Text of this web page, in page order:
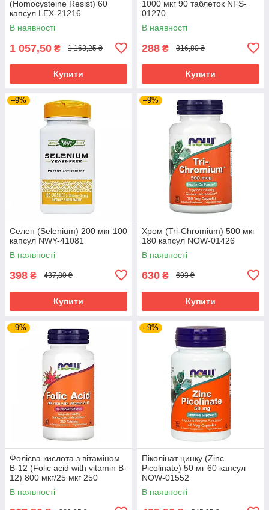
(Homocysteine Resist) 60
капсул LEX-21216
В наявності
1 057,50 ₴ 1 163,25 ₴
Купити
1000 мкг 90 таблеток NFS-
01270
В наявності
288 ₴ 316,80 ₴
Купити
–9%
Селен (Selenium) 200 мкг 100
капсул NWY-41081
В наявності
398 ₴ 437,80 ₴
Купити
–9%
Хром (Tri-Chromium) 500 мкг
180 капсул NOW-01426
В наявності
630 ₴ 693 ₴
Купити
–9%
Фолієва кислота з вітаміном
В-12 (Folic acid with vitamin B-
12) 800 мкг/25 мкг 250
таблеток NOW-00476
В наявності
–9%
Піколінат цинку (Zinc
Picolinate) 50 мг 60 капсул
NOW-01552
В наявності